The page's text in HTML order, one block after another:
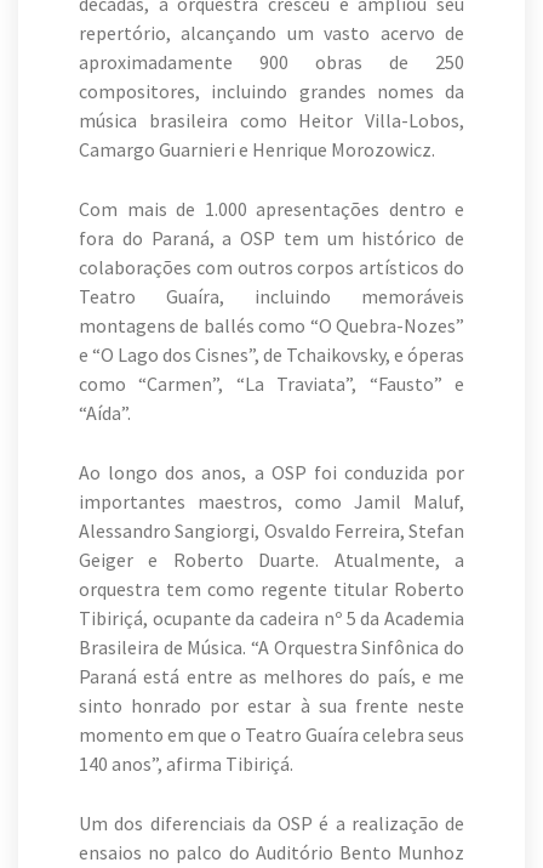
repertório, alcançando um vasto acervo de
aproximadamente 900 obras de 250
compositores, incluindo grandes nomes da
música brasileira como Heitor Villa-Lobos,
Camargo Guarnieri e Henrique Morozowicz.
Com mais de 1.000 apresentações dentro e
fora do Paraná, a OSP tem um histórico de
colaborações com outros corpos artísticos do
Teatro Guaíra, incluindo memoráveis
montagens de ballés como “O Quebra-Nozes”
e “O Lago dos Cisnes”, de Tchaikovsky, e óperas
como “Carmen”, “La Traviata”, “Fausto” e
“Aída”.
Ao longo dos anos, a OSP foi conduzida por
importantes maestros, como Jamil Maluf,
Alessandro Sangiorgi, Osvaldo Ferreira, Stefan
Geiger e Roberto Duarte. Atualmente, a
orquestra tem como regente titular Roberto
Tibiriçá, ocupante da cadeira nº 5 da Academia
Brasileira de Música. “A Orquestra Sinfônica do
Paraná está entre as melhores do país, e me
sinto honrado por estar à sua frente neste
momento em que o Teatro Guaíra celebra seus
140 anos”, afirma Tibiriçá.
Um dos diferenciais da OSP é a realização de
ensaios no palco do Auditório Bento Munhoz